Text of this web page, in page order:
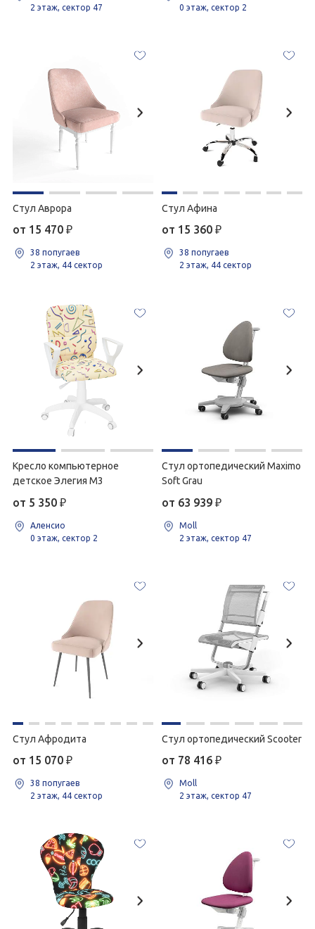
2 этаж, сектор 47
0 этаж, сектор 2
Стул Аврора
от 15 470 ₽
38 попугаев
2 этаж, 44 сектор
Стул Афина
от 15 360 ₽
38 попугаев
2 этаж, 44 сектор
Кресло компьютерное
детское Элегия М3
от 5 350 ₽
Аленсио
0 этаж, сектор 2
Стул ортопедический Maximo
Soft Grau
от 63 939 ₽
Moll
2 этаж, сектор 47
Стул Афродита
от 15 070 ₽
38 попугаев
2 этаж, 44 сектор
Стул ортопедический Scooter
от 78 416 ₽
Moll
2 этаж, сектор 47